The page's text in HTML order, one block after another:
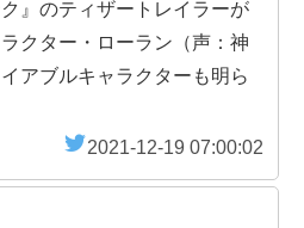
』のティザートレイラーが
クター・ローラン（声：神
アブルキャラクターも明ら
2021-12-19 07:00:02